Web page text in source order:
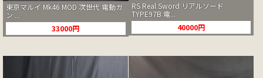
東京マルイ Mk46 MOD 次世代 電動ガ
ン ...
33000円
RS Real Sword リアルソード
TYPE97B 電...
40000円